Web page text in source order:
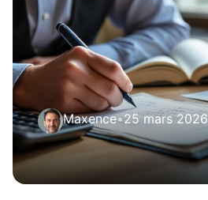
Maxence•25 mars 2026